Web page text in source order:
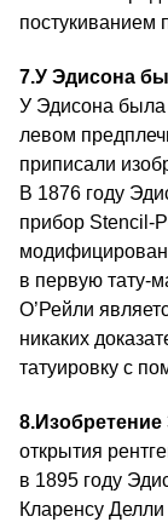
постукиванием
7.У Эдисона
У Эдисона была
левом
приписали
В 1876 году
прибор Stencil-
в первую тату-
О’Рейли
никаких
татуировку с
8.
открытия
в 1895 году
Кларенсу